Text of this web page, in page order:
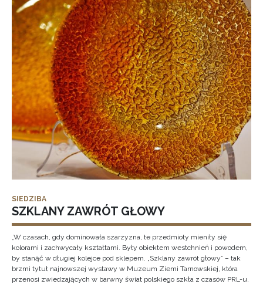
SIEDZIBA
SZKLANY ZAWRÓT GŁOWY
„W czasach, gdy dominowała szarzyzna, te przedmioty mieniły się
kolorami i zachwycały kształtami. Były obiektem westchnień i powodem,
by stanąć w długiej kolejce pod sklepem. „Szklany zawrót głowy” – tak
brzmi tytuł najnowszej wystawy w Muzeum Ziemi Tarnowskiej, która
przenosi zwiedzających w barwny świat polskiego szkła z czasów PRL-u.